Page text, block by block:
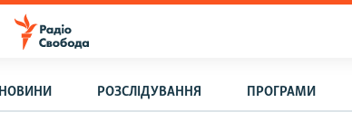
НОВИНИ РОЗСЛІДУВАННЯ ПРОГРАМИ